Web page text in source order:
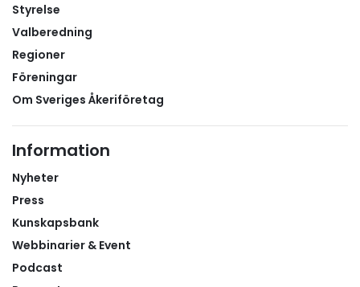
Styrelse
Valberedning
Regioner
Föreningar
Om Sveriges Åkeriföretag
Information
Nyheter
Press
Kunskapsbank
Webbinarier & Event
Podcast